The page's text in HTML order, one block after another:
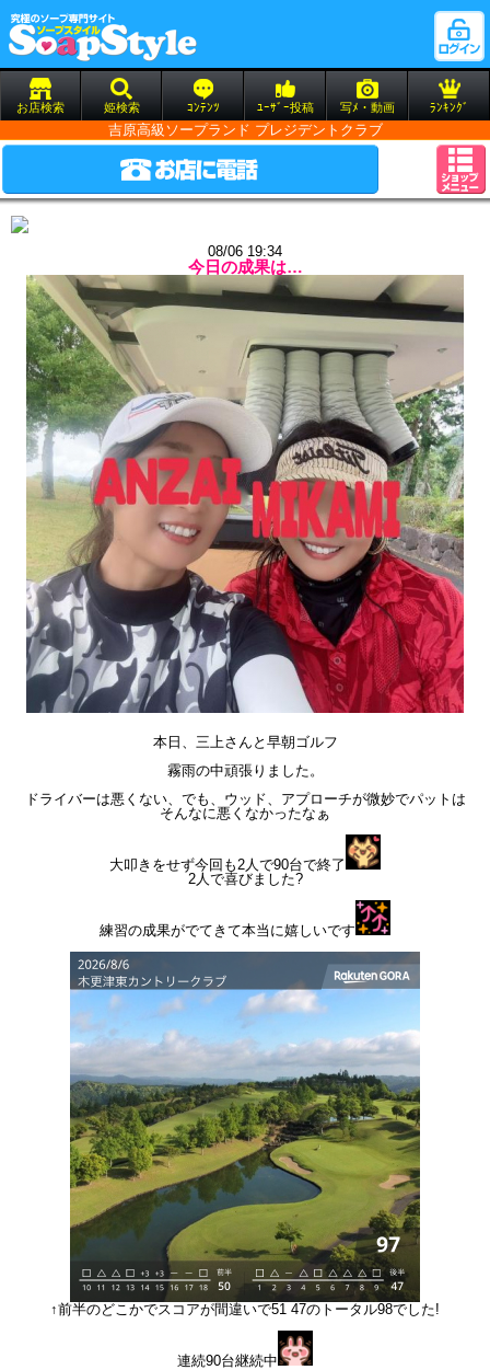
お店検索 姫検索 ｺﾝﾃﾝﾂ ﾕｰｻﾞｰ投稿 写ﾒ・動画 ﾗﾝｷﾝｸﾞ
吉原高級ソープランド プレジデントクラブ
08/06 19:34
今日の成果は…
本日、三上さんと早朝ゴルフ
霧雨の中頑張りました。
ドライバーは悪くない、でも、ウッド、アプローチが微妙でパットは
そんなに悪くなかったなぁ
大叩きをせず今回も2人で90台で終了
2人で喜びました?
練習の成果がでてきて本当に嬉しいです
↑前半のどこかでスコアが間違いで51 47のトータル98でした!
連続90台継続中